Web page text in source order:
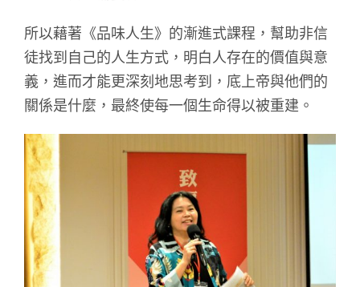
所以藉著《品味人生》的漸進式課程，幫助非信
徒找到自己的人生方式，明白人存在的價值與意
義，進而才能更深刻地思考到，底上帝與他們的
關係是什麼，最終使每一個生命得以被重建。